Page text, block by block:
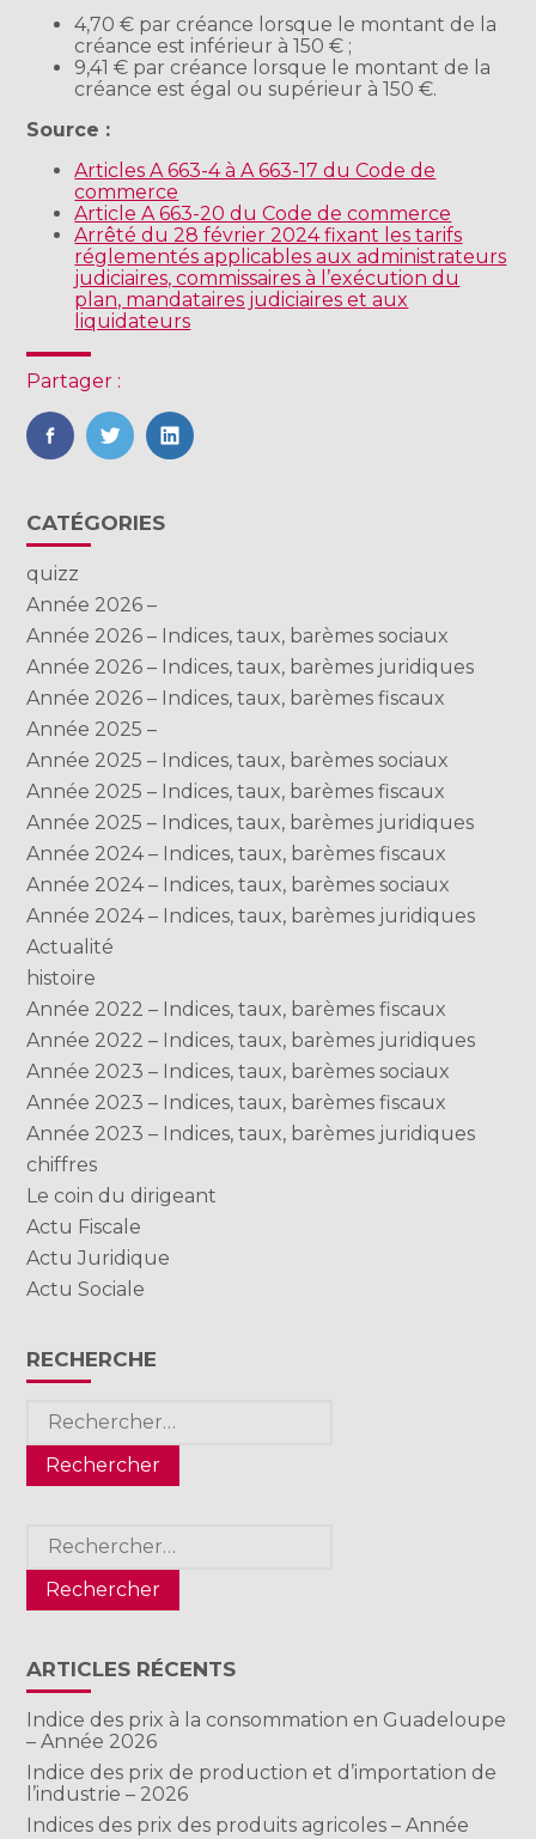
4,70 € par créance lorsque le montant de la
créance est inférieur à 150 € ;
9,41 € par créance lorsque le montant de la
créance est égal ou supérieur à 150 €.
Source :
Articles A 663-4 à A 663-17 du Code de
commerce
Article A 663-20 du Code de commerce
Arrêté du 28 février 2024 fixant les tarifs
réglementés applicables aux administrateurs
judiciaires, commissaires à l’exécution du
plan, mandataires judiciaires et aux
liquidateurs
Partager :
FaceBook
TwitterLinkedIn
Blog
sidebar
CATÉGORIES
quizz
Année 2026 –
Année 2026 – Indices, taux, barèmes sociaux
Année 2026 – Indices, taux, barèmes juridiques
Année 2026 – Indices, taux, barèmes fiscaux
Année 2025 –
Année 2025 – Indices, taux, barèmes sociaux
Année 2025 – Indices, taux, barèmes fiscaux
Année 2025 – Indices, taux, barèmes juridiques
Année 2024 – Indices, taux, barèmes fiscaux
Année 2024 – Indices, taux, barèmes sociaux
Année 2024 – Indices, taux, barèmes juridiques
Actualité
histoire
Année 2022 – Indices, taux, barèmes fiscaux
Année 2022 – Indices, taux, barèmes juridiques
Année 2023 – Indices, taux, barèmes sociaux
Année 2023 – Indices, taux, barèmes fiscaux
Année 2023 – Indices, taux, barèmes juridiques
chiffres
Le coin du dirigeant
Actu Fiscale
Actu Juridique
Actu Sociale
RECHERCHE
Rechercher :
Rechercher :
ARTICLES RÉCENTS
Indice des prix à la consommation en Guadeloupe
– Année 2026
Indice des prix de production et d’importation de
l’industrie – 2026
Indices des prix des produits agricoles – Année